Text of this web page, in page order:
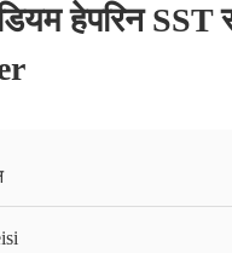
हेपरिन SST